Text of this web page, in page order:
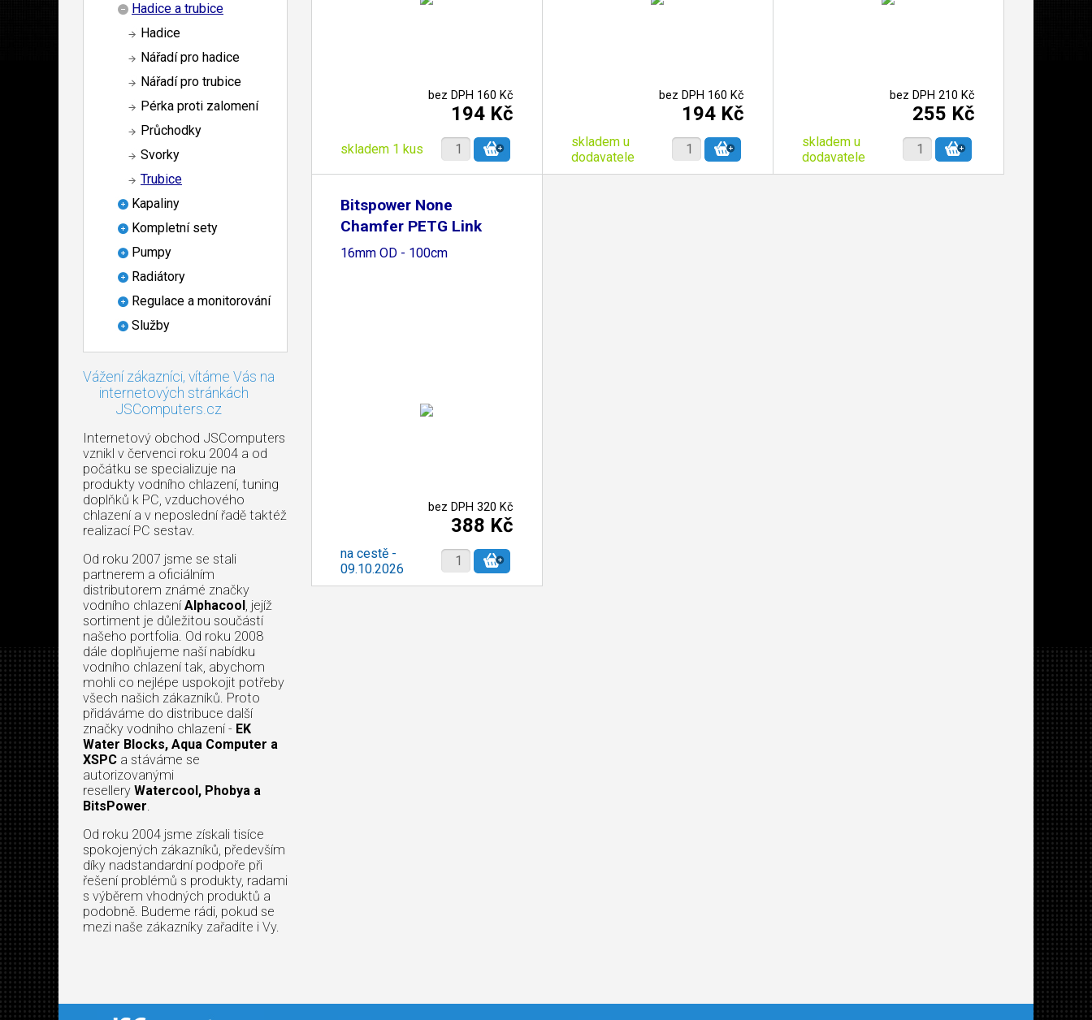
Hadice a trubice
Hadice
Nářadí pro hadice
Nářadí pro trubice
Pérka proti zalomení
Průchodky
Svorky
Trubice
Kapaliny
Kompletní sety
Pumpy
Radiátory
Regulace a monitorování
Služby
Vážení zákazníci, vítáme Vás na
internetových stránkách
JSComputers.cz
Internetový obchod JSComputers
vznikl v červenci roku 2004 a od
počátku se specializuje na
produkty vodního chlazení, tuning
doplňků k PC, vzduchového
chlazení a v neposlední řadě taktéž
realizací PC sestav.
Od roku 2007 jsme se stali
partnerem a oficiálním
distributorem známé značky
vodního chlazení Alphacool, jejíž
sortiment je důležitou součástí
našeho portfolia. Od roku 2008
dále doplňujeme naší nabídku
vodního chlazení tak, abychom
mohli co nejlépe uspokojit potřeby
všech našich zákazníků. Proto
přidáváme do distribuce další
značky vodního chlazení - EK
Water Blocks, Aqua Computer a
XSPC a stáváme se
autorizovanými
resellery Watercool, Phobya a
BitsPower.
Od roku 2004 jsme získali tisíce
spokojených zákazníků, především
díky nadstandardní podpoře při
řešení problémů s produkty, radami
s výběrem vhodných produktů a
podobně. Budeme rádi, pokud se
mezi naše zákazníky zařadíte i Vy.
bez DPH 160 Kč
194 Kč
skladem 1 kus
bez DPH 160 Kč
194 Kč
skladem u
dodavatele
bez DPH 210 Kč
255 Kč
skladem u
dodavatele
Bitspower None
Chamfer PETG Link
Tube
16mm OD - 100cm
bez DPH 320 Kč
388 Kč
na cestě -
09.10.2026